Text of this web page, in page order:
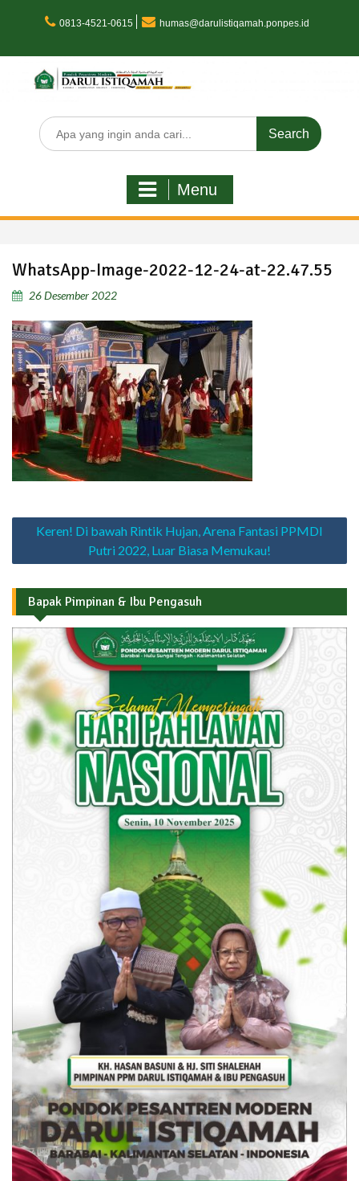
0813-4521-0615 humas@darulistiqamah.ponpes.id
Search
for:
Menu
WhatsApp-Image-2022-12-24-at-22.47.55
26 Desember 2022
Navigasi
Keren! Di bawah Rintik Hujan, Arena Fantasi PPMDI
Putri 2022, Luar Biasa Memukau!
Bapak Pimpinan & Ibu Pengasuh